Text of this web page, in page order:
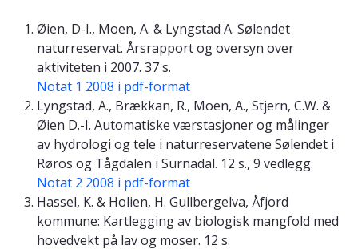
Øien, D-I., Moen, A. & Lyngstad A. Sølendet
naturreservat. Årsrapport og oversyn over
aktiviteten i 2007. 37 s.
Notat 1 2008 i pdf-format
Lyngstad, A., Brækkan, R., Moen, A., Stjern, C.W. &
Øien D.-I. Automatiske værstasjoner og målinger
av hydrologi og tele i naturreservatene Sølendet i
Røros og Tågdalen i Surnadal. 12 s., 9 vedlegg.
Notat 2 2008 i pdf-format
Hassel, K. & Holien, H. Gullbergelva, Åfjord
kommune: Kartlegging av biologisk mangfold med
hovedvekt på lav og moser. 12 s.